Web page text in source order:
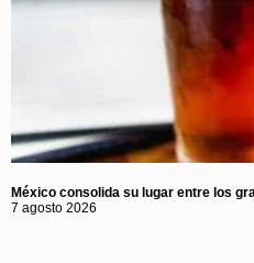
México consolida su lugar entre los
7 agosto 2026